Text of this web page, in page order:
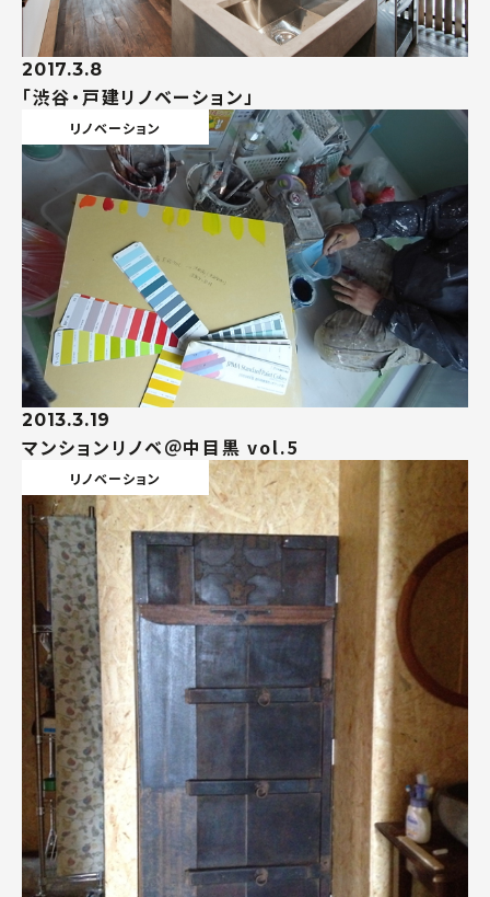
2017.3.8
「渋谷・戸建リノベーション」
2013.3.19
マンションリノベ＠中目黒 vol.5
リノベーション
リノベーション